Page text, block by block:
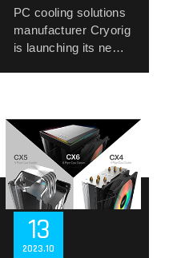
搭載的 Vapor
Chamber 均熱底座，
可將熱源均勻快速導
熱至整體鰭片，有效
作，也能維持穩定低
溫，為小體積電競或
高效能平台帶來更舒
適的使用體驗。
此外，C5 系列在接觸
面工藝上也精益求
精，導入精密拋光處
理，將 CPU 接觸表
空冷風格。散熱器頂
部配置 整合式 HD 數
位顯示螢幕，即時呈
現 CPU 使用率、溫
監控硬體狀態，強化
操控與互動感。
配備 兩顆高性能
120mm PWM ARGB
風扇，在提升風流與
靜壓表現的同時，帶
來鮮明的視覺燈效，
為機殼內部增添動態
PC cooling solutions
manufacturer Cryorig
is launching its new
The CD series device
adopts PWM pump
and LCD
programmable
system. It is
designed for the
majority of water
13
10
2023